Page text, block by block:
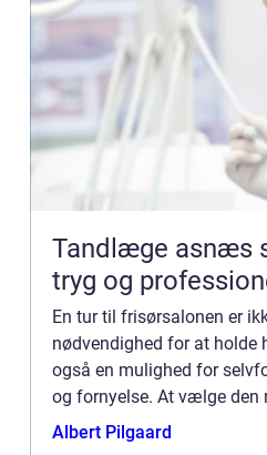
Tandlæge asnæs sådan finder du
tryg og
En tur til frisørsalonen er
nødvendighed for at holde
også en mulighed for
og fornyelse. At vælge den
essentielt for at sikre, at
Albert Pilgaard